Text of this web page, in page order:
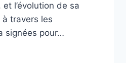
l’évolution de sa
travers les
signées pour…